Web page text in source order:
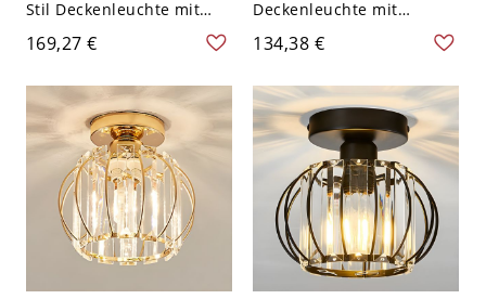
Stil Deckenleuchte mit
weißem Glasschirm für
den Wohnbereich - 110V-
120V 35,56 cm
169,27 €
Deckenleuchte mit
Acrylschirm für modernes
Zuhause - 110V-120V
27,94 cm Weißlicht
134,38 €